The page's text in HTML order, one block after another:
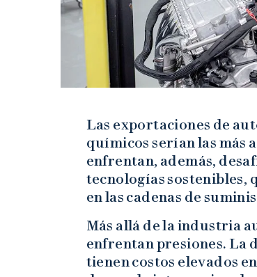
Las exportaciones de
químicos serían las más
enfrentan, además,
tecnologías sostenibles,
en las cadenas de
Más allá de la industria
enfrentan presiones. La
tienen costos elevados